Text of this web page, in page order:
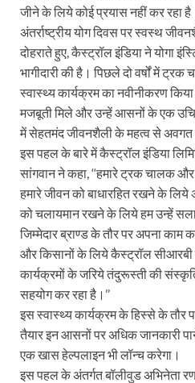
जीने के लिये कोई प्रयास नहीं कर रहा
अंतर्राष्ट्रीय योग दिवस पर स्वस्थ
दोहराते हुए, कैस्ट्रॉल इंडिया ने योगा
भागीदारी की है। पिछले दो वर्षों में
स्वास्थ्य कार्यक्रम का नवीनीकरण
मजबूती मिले और उन्हें आसनों के एक
में सेहतमंद जीवनशैली के महत्व से अवगत
इस पहल के बारे में कैस्ट्रॉल इंडिया
सांगवान ने कहा, ‘‘हमारे ट्रक चालक
हमारे जीवन को बाधारहित रखने के
को चलायमान रखने के लिये हम उन्हें
जिम्मेदार ब्राण्ड के तौर पर अपना काम
और किसानों के लिये कैस्ट्रॉल
कार्यक्रमों के जरिये तंदुरूस्ती की
सहयोग कर रहा है।’’
इस स्वास्थ्य कार्यक्रम के हिस्से के तौर
तैयार इन आसनों पर अधिक जानकारी
एक खास हेल्पलाइन भी लॉन्च करेगा।
इस पहल के अंतर्गत बॉलीवुड अभिनेता